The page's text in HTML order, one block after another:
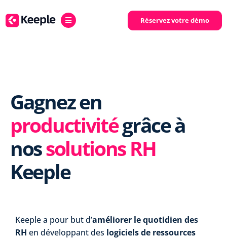
Réservez votre démo
Gagnez en
productivitégrâce à
nossolutions RH
Keeple
Keeple a pour but d’améliorer le quotidien des
RH en développant des logiciels de ressources